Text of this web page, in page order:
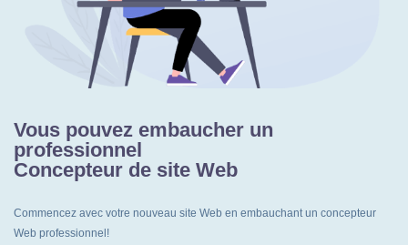
Vous pouvez embaucher un
professionnel
Concepteur de site Web
Commencez avec votre nouveau site Web en embauchant un concepteur
Web professionnel!